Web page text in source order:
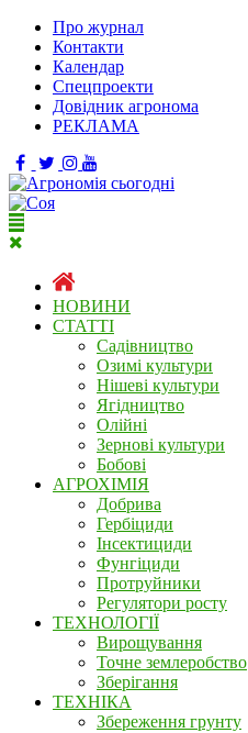
Про журнал
Контакти
Календар
Спецпроекти
Довідник агронома
РЕКЛАМА
НОВИНИ
СТАТТІ
Садівництво
Озимі культури
Нішеві культури
Ягідництво
Олійні
Зернові культури
Бобові
АГРОХІМІЯ
Добрива
Гербіциди
Інсектициди
Фунгіциди
Протруйники
Регулятори росту
ТЕХНОЛОГІЇ
Вирощування
Точне землеробство
Зберігання
ТЕХНІКА
Збереження грунту